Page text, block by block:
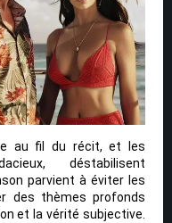
au fil du récit, et les
déstabilisent
parvient à éviter les
des thèmes profonds
et la vérité subjective.